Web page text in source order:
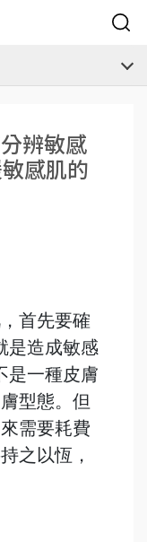
辨敏感
感肌的
首先要確
是造成敏感
是一種皮膚
型態。但
需要耗費
之以恆，